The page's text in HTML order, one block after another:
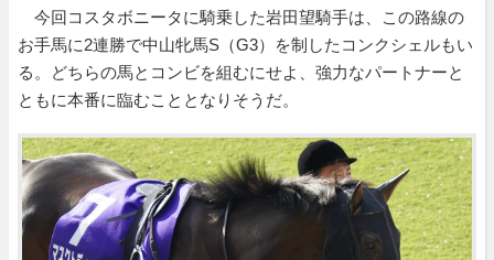
今回コスタボニータに騎乗した岩田望騎手は、この路線の
お手馬に2連勝で中山牝馬S（G3）を制したコンクシェルもい
る。どちらの馬とコンビを組むにせよ、強力なパートナーと
ともに本番に臨むこととなりそうだ。